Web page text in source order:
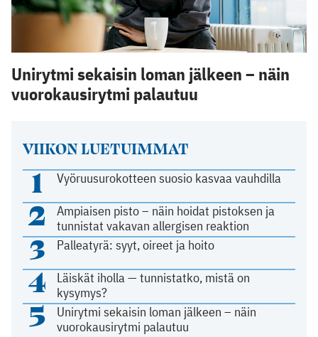
VIIKON LUETUIMMAT
1 Vyöruusurokotteen suosio kasvaa vauhdilla
2
Ampiaisen pisto – näin hoidat pistoksen ja
tunnistat vakavan allergisen reaktion
3 Palleatyrä: syyt, oireet ja hoito
4
Läiskät iholla — tunnistatko, mistä on
kysymys?
5
Unirytmi sekaisin loman jälkeen – näin
vuorokausirytmi palautuu
Unirytmi sekaisin loman jälkeen – näin
vuorokausirytmi palautuu